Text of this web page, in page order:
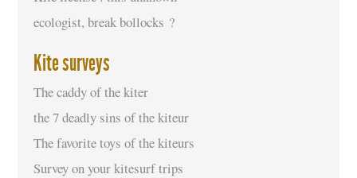
ecologist, break bollocks ?
Kite surveys
The caddy of the kiter
the 7 deadly sins of the kiteur
The favorite toys of the kiteurs
Survey on your kitesurf trips